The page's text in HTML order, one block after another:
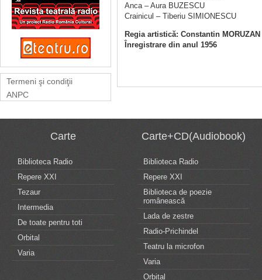
Termeni şi condiţii
ANPC
Anca – Aura BUZESCU
Crainicul – Tiberiu SIMIONESCU
Regia artistică: Constantin MORUZAN
Înregistrare din anul 1956
Carte
Biblioteca Radio
Repere XXI
Tezaur
Intermedia
De toate pentru toti
Orbital
Varia
Carte+CD(Audiobook)
Biblioteca Radio
Repere XXI
Biblioteca de poezie
românească
Lada de zestre
Radio-Prichindel
Teatru la microfon
Varia
Orbital